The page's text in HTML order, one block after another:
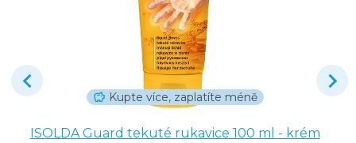
Kupte více, zaplatíte méně
ISOLDA Guard tekuté rukavice 100 ml - krém